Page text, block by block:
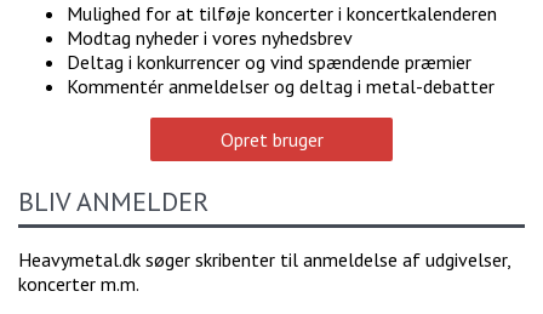
Mulighed for at tilføje koncerter i koncertkalenderen
Modtag nyheder i vores nyhedsbrev
Deltag i konkurrencer og vind spændende præmier
Kommentér anmeldelser og deltag i metal-debatter
Opret bruger
BLIV ANMELDER
Heavymetal.dk søger skribenter til anmeldelse af udgivelser,
koncerter m.m.